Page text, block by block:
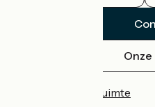
Onze
Professionele ruimte